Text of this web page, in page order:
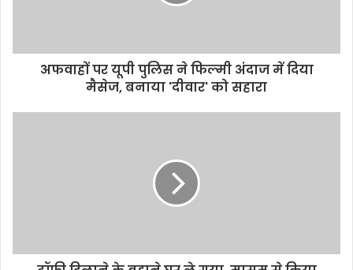
अफवाहों पर यूपी पुलिस ने फिल्मी अंदाज में दिया
मैसेज, बनाया 'दीवार' को सहारा